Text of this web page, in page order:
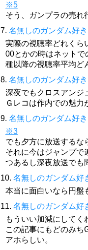
※5
そう、ガンプラの売れ
7. 名無しのガンダム好き
実際の視聴率どれくら
00とかの時はネット
種以降の視聴率平均ど
8. 名無しのガンダム好き
深夜でもクロスアンジ
Ｇレコは作内での魅
9. 名無しのガンダム好き
※3
でも夕方に放送するな
それに今はジャンプで
つあるし深夜放送でも
10. 名無しのガンダム好
本当に面白いなら円盤
11. 名無しのガンダム好
もういい加減にしてく
この記事にもどのみち
アホらしい。